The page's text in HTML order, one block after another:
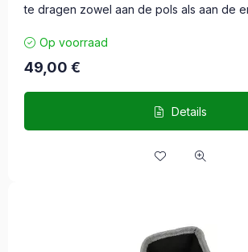
te dragen zowel aan de pols als aan de
Op voorraad
49,00 €
Details